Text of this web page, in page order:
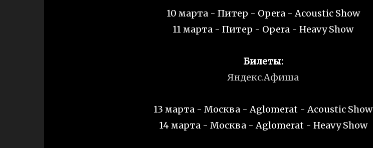
10 марта - Питер - Opera - Acoustic Show
11 марта - Питер - Opera - Heavy Show
Билеты:
Яндекс.Афиша
13 марта - Москва - Aglomerat - Acoustic Show
14 марта - Москва - Aglomerat - Heavy Show